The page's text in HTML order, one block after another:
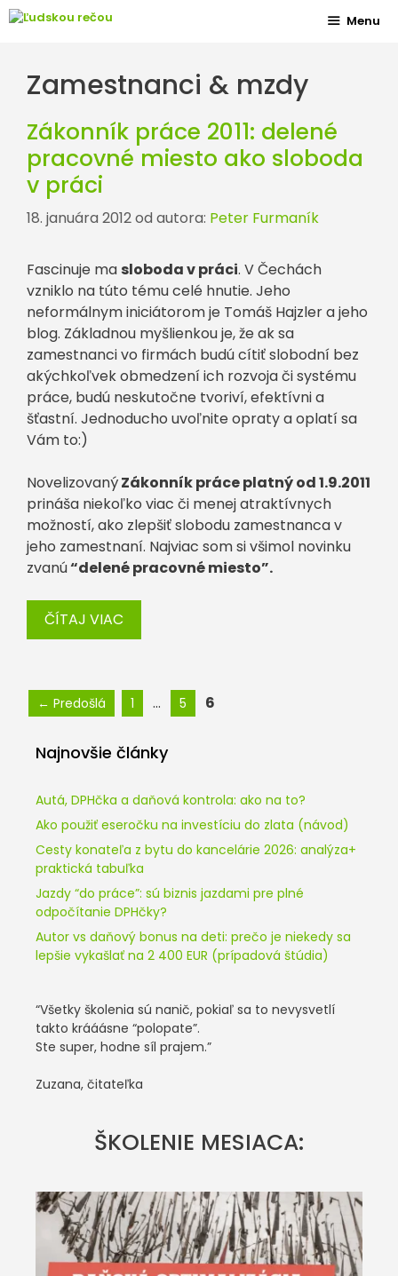
Preskočiť
Menu
Zamestnanci & mzdy
Zákonník práce 2011: delené
pracovné miesto ako sloboda
v práci
18. januára 2012od autora: Peter Furmaník
Fascinuje ma sloboda v práci. V Čechách
vzniklo na túto tému celé hnutie. Jeho
neformálnym iniciátorom je Tomáš Hajzler a jeho
blog. Základnou myšlienkou je, že ak sa
zamestnanci vo firmách budú cítiť slobodní bez
akýchkoľvek obmedzení ich rozvoja či systému
práce, budú neskutočne tvoriví, efektívni a
šťastní. Jednoducho uvoľnite opraty a oplatí sa
Vám to:)
NovelizovanýZákonník práce platný od 1.9.2011
prináša niekoľko viac či menej atraktívnych
možností, ako zlepšiť slobodu zamestnanca v
jeho zamestnaní. Najviac som si všimol novinku
zvanú“delené pracovné miesto”.
ČÍTAJ VIAC
← Predošlá Stránka
1 … Stránka
5 Stránka
6
Najnovšie články
Autá, DPHčka a daňová kontrola: ako na to?
Ako použiť eseročku na investíciu do zlata (návod)
Cesty konateľa z bytu do kancelárie 2026: analýza+
praktická tabuľka
Jazdy “do práce”: sú biznis jazdami pre plné
odpočítanie DPHčky?
Autor vs daňový bonus na deti: prečo je niekedy sa
lepšie vykašlať na 2 400 EUR (prípadová štúdia)
“Všetky školenia sú nanič, pokiaľ sa to nevysvetlí
takto krááásne “polopate”.
Ste super, hodne síl prajem.”
Zuzana, čitateľka
ŠKOLENIE MESIACA: